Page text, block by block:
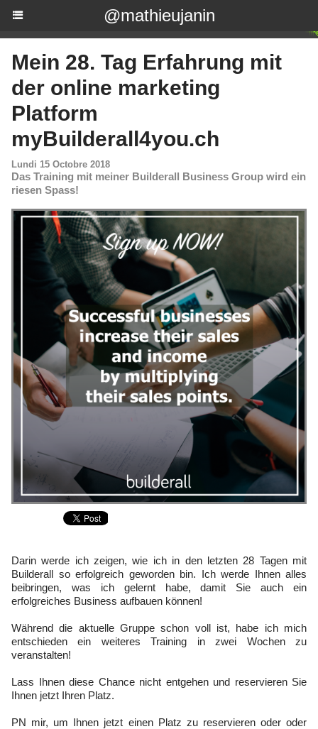
@mathieujanin
Mein 28. Tag Erfahrung mit
der online marketing
Platform
myBuilderall4you.ch
Lundi 15 Octobre 2018
Das Training mit meiner Builderall Business Group wird ein
riesen Spass!
Darin werde ich zeigen, wie ich in den letzten 28 Tagen mit
Builderall so erfolgreich geworden bin. Ich werde Ihnen alles
beibringen, was ich gelernt habe, damit Sie auch ein
erfolgreiches Business aufbauen können!
Während die aktuelle Gruppe schon voll ist, habe ich mich
entschieden ein weiteres Training in zwei Wochen zu
veranstalten!
Lass Ihnen diese Chance nicht entgehen und reservieren Sie
Ihnen jetzt Ihren Platz.
PN mir, um Ihnen jetzt einen Platz zu reservieren oder oder